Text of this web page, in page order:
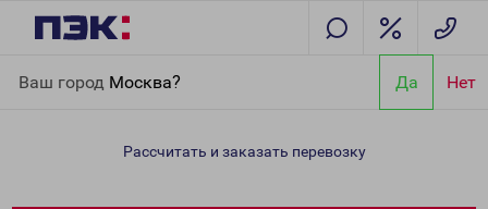
Ваш город Москва? Да Нет
область
Рассчитать и заказать перевозку